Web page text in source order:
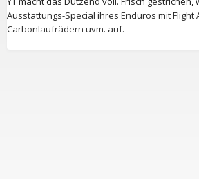
Ausstattungs-Special ihres Enduros mit Flight
Carbonlaufrädern uvm. auf.